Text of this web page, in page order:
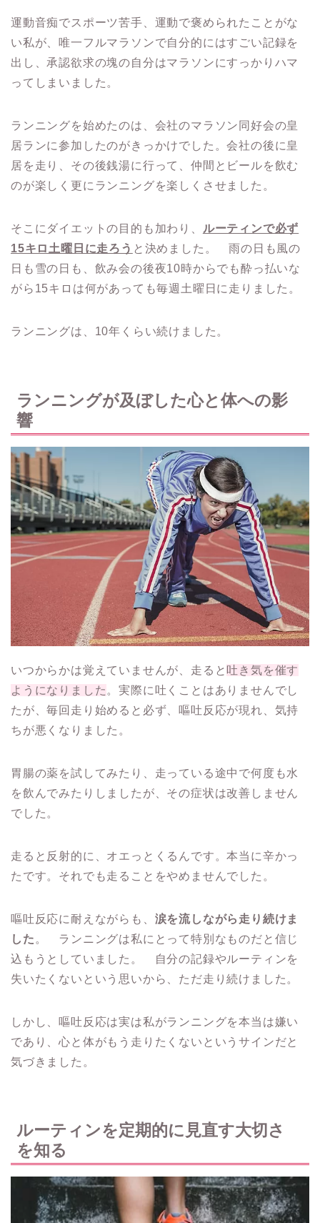
運動音痴でスポーツ苦手、運動で褒められたことがな
い私が、唯一フルマラソンで自分的にはすごい記録を
出し、承認欲求の塊の自分はマラソンにすっかりハマ
ってしまいました。
ランニングを始めたのは、会社のマラソン同好会の皇
居ランに参加したのがきっかけでした。会社の後に皇
居を走り、その後銭湯に行って、仲間とビールを飲む
のが楽しく更にランニングを楽しくさせました。
そこにダイエットの目的も加わり、 ルーティンで必ず
15キロ土曜日に走ろう と決めました。 雨の日も風の
日も雪の日も、飲み会の後夜10時からでも酔っ払いな
がら15キロは何があっても毎週土曜日に走りました。
ランニングは、10年くらい続けました。
ランニングが及ぼした心と体への影
響
いつからかは覚えていませんが、走ると 吐き気を催す
ようになりました 。実際に吐くことはありませんでし
たが、毎回走り始めると必ず、嘔吐反応が現れ、気持
ちが悪くなりました。
胃腸の薬を試してみたり、走っている途中で何度も水
を飲んでみたりしましたが、その症状は改善しません
でした。
走ると反射的に、オエっとくるんです。本当に辛かっ
たです。それでも走ることをやめませんでした。
嘔吐反応に耐えながらも、 涙を流しながら走り続けま
した 。 ランニングは私にとって特別なものだと信じ
込もうとしていました。 自分の記録やルーティンを
失いたくないという思いから、ただ走り続けました。
しかし、嘔吐反応は実は私がランニングを本当は嫌い
であり、心と体がもう走りたくないというサインだと
気づきました。
ルーティンを定期的に見直す大切さ
を知る